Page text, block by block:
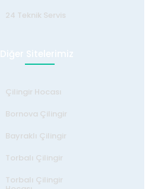
24 Teknik Servis
Diğer Sitelerimiz
Çilingir Hocası
Bornova Çilingir
Bayraklı Çilingir
Torbalı Çilingir
Torbalı Çilingir